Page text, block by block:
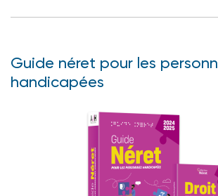
Guide néret pour les
handicapées